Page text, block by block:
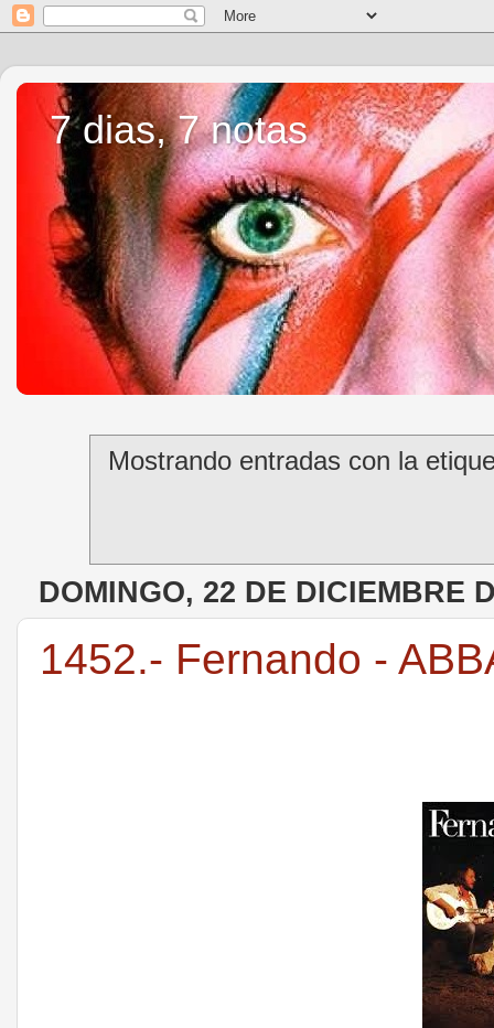
7 dias, 7 notas
Mostrando entradas con la
DOMINGO, 22 DE DICIEMBRE
1452.- Fernando -